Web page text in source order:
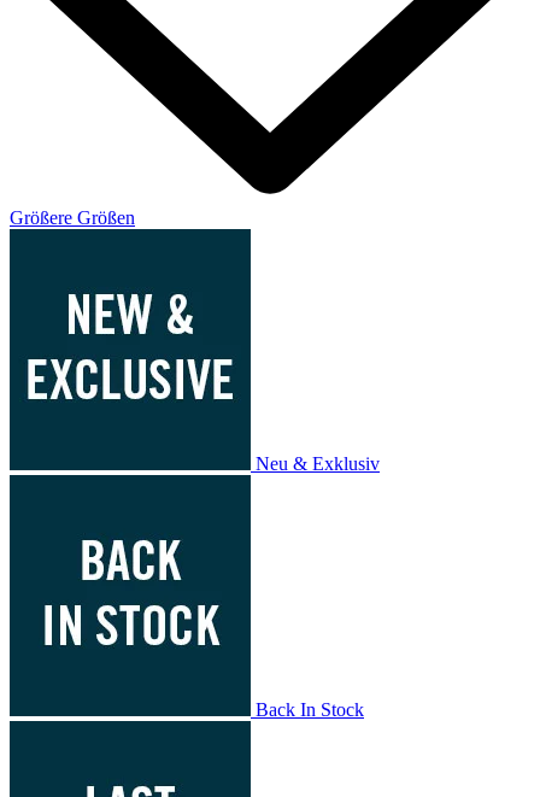
Größere Größen
Neu & Exklusiv
Back In Stock